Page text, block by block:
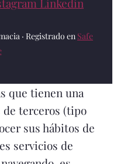
Linkedin
· Registrado en Safe
que tienen una
terceros (tipo
sus hábitos de
servicios de